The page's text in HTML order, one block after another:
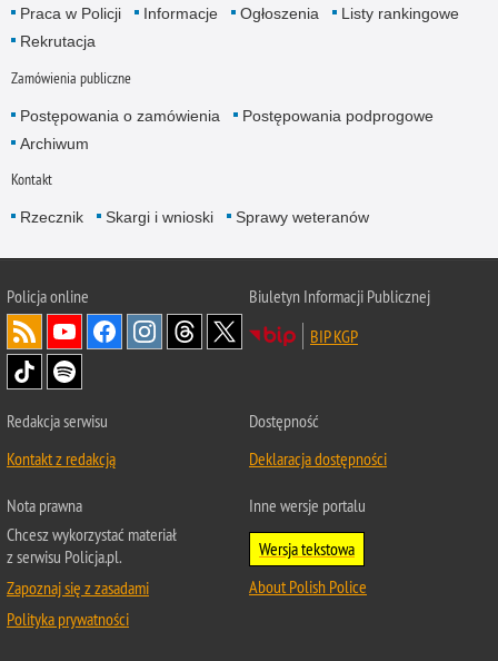
Praca w Policji Informacje Ogłoszenia
Listy rankingowe
Rekrutacja
Zamówienia publiczne
Postępowania o zamówienia
Postępowania podprogowe
Archiwum
Kontakt
Rzecznik Skargi i wnioski Sprawy weteranów
Policjaonline
Biuletyn Informacji Publicznej
BIP KGP
Redakcja serwisu
Kontakt z redakcją
Dostępność
Deklaracja dostępności
Nota prawna
Chcesz wykorzystać materiał
z serwisu Policja.pl.
Zapoznaj się z zasadami
Polityka prywatności
Inne wersje portalu
Wersja tekstowa
About Polish Police